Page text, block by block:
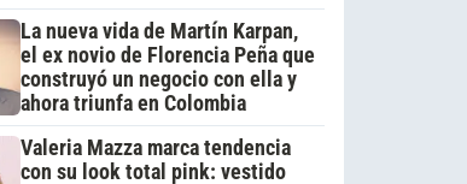
La nueva vida de Martín Karpan,
el ex novio de Florencia Peña que
construyó un negocio con ella y
ahora triunfa en Colombia
Valeria Mazza marca tendencia
con su look total pink: vestido